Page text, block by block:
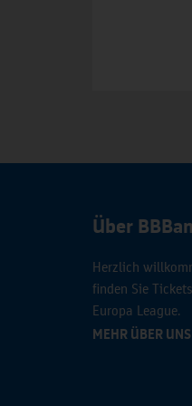
Über
Herzlich
finden Sie
Europa League.
MEHR ÜBER UNS